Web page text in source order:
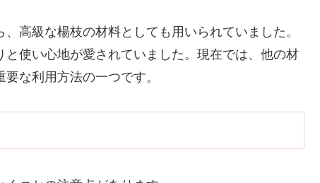
高級な楊枝の材料としても用いられていました。
と使い心地が愛されていました。現在では、他の材
な利用方法の一つです。